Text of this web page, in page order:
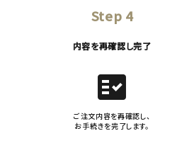
Step 4
内容を再確認し完了
fact_check
ご注文内容を再確認し、
お手続きを完了します。